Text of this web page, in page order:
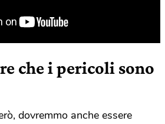
che i pericoli sono
dovremmo anche essere